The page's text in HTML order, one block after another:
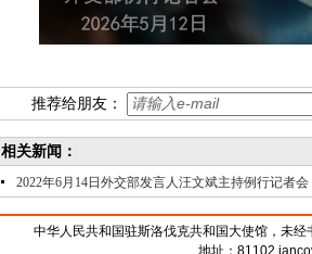
推荐给朋友：
相关新闻：
2022年6月14日外交部发言人汪文斌主持例行记者会
中华人民共和国驻斯洛伐克共和国大使馆，未
地址：81102